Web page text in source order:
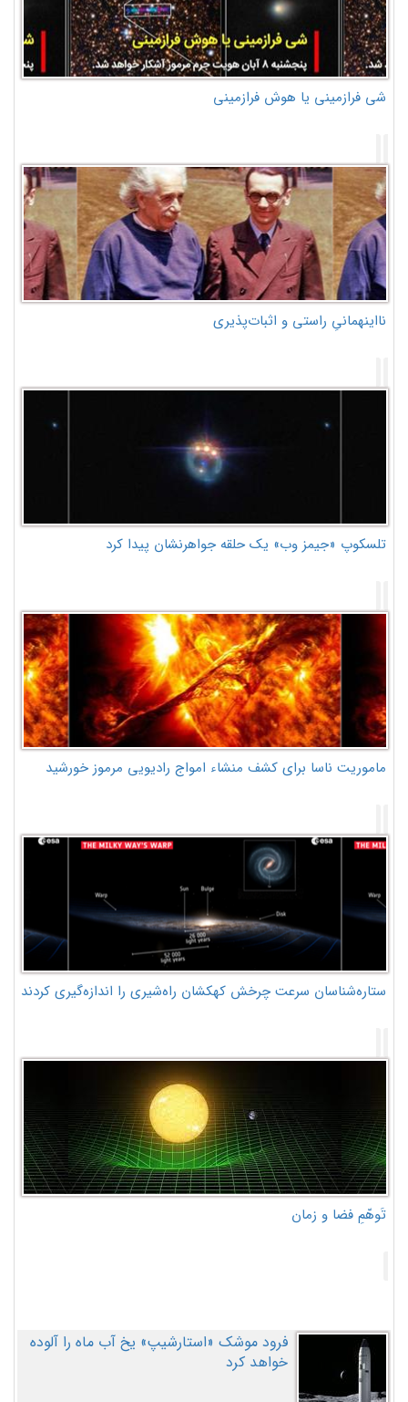
شی فرازمینی یا هوش فرازمینی
نااینهمانیِ راستی و اثبات‌پذیری
تلسکوپ «جیمز وب» یک حلقه جواهرنشان پیدا کرد
ماموریت ناسا برای کشف منشاء امواج رادیویی مرموز خورشید
ستاره‌شناسان سرعت چرخش کهکشان راه‌شیری را اندازه‌گیری کردند
تَوهّمِ فضا و زمان
فرود موشک «استارشیپ» یخ آب ماه را آلوده
خواهد کرد